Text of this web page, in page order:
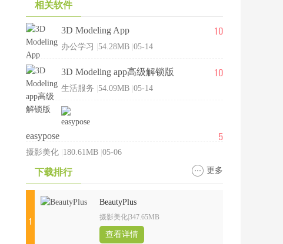
相关软件
3D Modeling App
办公学习 54.28MB 05-14
10
3D Modeling app高级解锁版
生活服务 54.09MB 05-14
10
easypose
摄影美化 180.61MB 05-06
5
下载排行 更多
1
BeautyPlus
摄影美化347.65MB
查看详情